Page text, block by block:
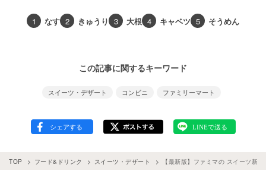
1 なす 2 きゅうり 3 大根 4 キャベツ 5 そうめん
この記事に関するキーワード
スイーツ・デザート コンビニ ファミリーマート
TOP フード&ドリンク スイーツ・デザート 【最新版】ファミマの スイーツ新